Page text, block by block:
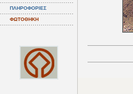
ΠΛΗΡΟΦΟΡΙΕΣ
ΦΩΤΟΘΗΚΗ